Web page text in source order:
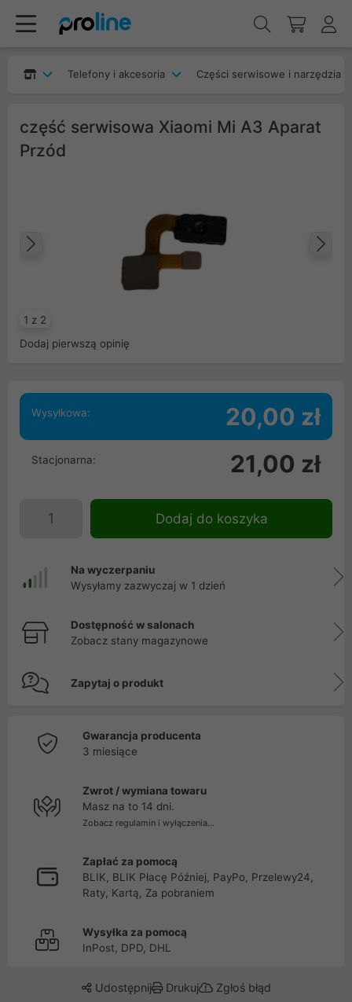
Telefony i akcesoria Części serwisowe i narzędzia
część serwisowa Xiaomi Mi A3 Aparat
Przód
1 z 2
Poprzedni
Dodaj pierwszą opinię
Wysyłkowa: 20,00 zł
Stacjonarna: 21,00 zł
Dodaj do koszyka
Na wyczerpaniu
Wysyłamy zazwyczaj w 1 dzień
Dostępność w salonach
Zobacz stany magazynowe
Zapytaj o produkt
Gwarancja producenta
3 miesiące
Zwrot / wymiana towaru
Masz na to 14 dni.
Zobacz regulamin i wyłączenia...
Zapłać za pomocą
BLIK, BLIK Płacę Później, PayPo, Przelewy24,
Raty, Kartą, Za pobraniem
Wysyłka za pomocą
InPost, DPD, DHL
Udostępnij Drukuj Zgłoś błąd